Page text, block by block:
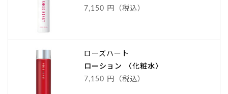
7,150 円（税込）
ローズハート
ローション 〈化粧水〉
7,150 円（税込）